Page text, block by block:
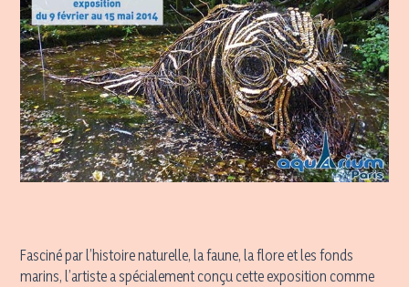
Fasciné par l’histoire naturelle, la faune, la flore et les fonds
marins, l’artiste a spécialement conçu cette exposition comme